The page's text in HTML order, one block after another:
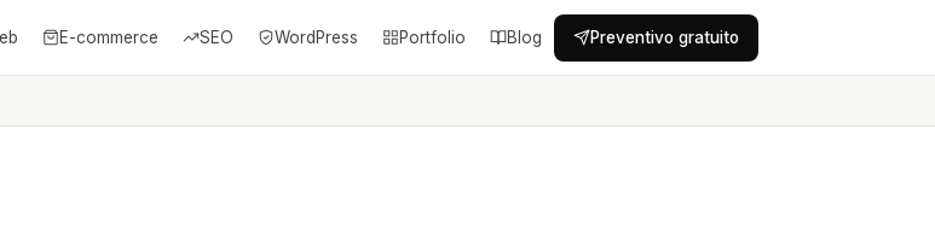
E-commerce SEO WordPress Portfolio Blog Preventivo gratuito